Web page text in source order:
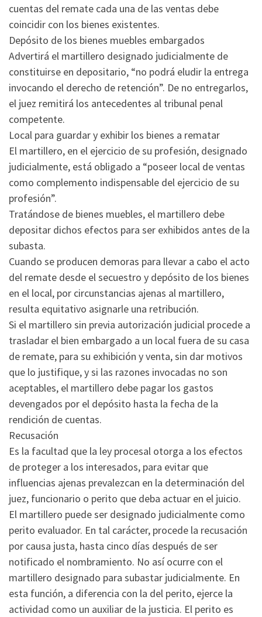
cuentas del remate cada una de las ventas debe
coincidir con los bienes existentes.
Depósito de los bienes muebles embargados
Advertirá el martillero designado judicialmente de
constituirse en depositario, “no podrá eludir la entrega
invocando el derecho de retención”. De no entregarlos,
el juez remitirá los antecedentes al tribunal penal
competente.
Local para guardar y exhibir los bienes a rematar
El martillero, en el ejercicio de su profesión, designado
judicialmente, está obligado a “poseer local de ventas
como complemento indispensable del ejercicio de su
profesión”.
Tratándose de bienes muebles, el martillero debe
depositar dichos efectos para ser exhibidos antes de la
subasta.
Cuando se producen demoras para llevar a cabo el acto
del remate desde el secuestro y depósito de los bienes
en el local, por circunstancias ajenas al martillero,
resulta equitativo asignarle una retribución.
Si el martillero sin previa autorización judicial procede a
trasladar el bien embargado a un local fuera de su casa
de remate, para su exhibición y venta, sin dar motivos
que lo justifique, y si las razones invocadas no son
aceptables, el martillero debe pagar los gastos
devengados por el depósito hasta la fecha de la
rendición de cuentas.
Recusación
Es la facultad que la ley procesal otorga a los efectos
de proteger a los interesados, para evitar que
influencias ajenas prevalezcan en la determinación del
juez, funcionario o perito que deba actuar en el juicio.
El martillero puede ser designado judicialmente como
perito evaluador. En tal carácter, procede la recusación
por causa justa, hasta cinco días después de ser
notificado el nombramiento. No así ocurre con el
martillero designado para subastar judicialmente. En
esta función, a diferencia con la del perito, ejerce la
actividad como un auxiliar de la justicia. El perito es